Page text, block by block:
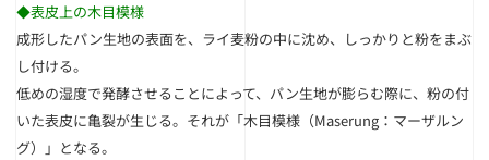
◆表皮上の木目模様
成形したパン生地の表面を、ライ麦粉の中に沈め、しっかりと粉をまぶ
し付ける。
低めの湿度で発酵させることによって、パン生地が膨らむ際に、粉の付
いた表皮に亀裂が生じる。それが「木目模様（Maserung：マーザルン
グ）」となる。